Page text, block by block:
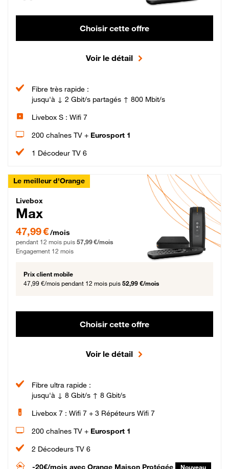
Choisir cette offre
Voir le détail
Fibre très rapide :
jusqu'à ↓ 2 Gbit/s partagés ↑ 800 Mbit/s
Livebox S : Wifi 7
200 chaînes TV + Eurosport 1
1 Décodeur TV 6
Le meilleur d'Orange
Livebox Max Fibre
Livebox
Max
47,99 € par mois pendant 12 mois puis 57,99 € par mois, Engagement 12 mois
47,99 €/mois
pendant 12 mois puis 57,99 €/mois
Engagement 12 mois
Prix client mobile
47,99 €/mois pendant 12 mois puis 52,99 €/mois
Choisir cette offre
Voir le détail
Fibre ultra rapide :
jusqu'à ↓ 8 Gbit/s ↑ 8 Gbit/s
Livebox 7 : Wifi 7 + 3 Répéteurs Wifi 7
200 chaînes TV + Eurosport 1
2 Décodeurs TV 6
-20€/mois avec Orange Maison Protégée Nouveau